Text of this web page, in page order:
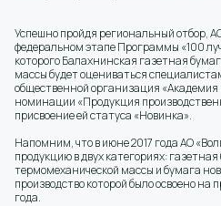
Успешно пройдя региональный отбор,
федеральном этапе Программы «100
которого Балахнинская газетная
массы будет оцениваться
общественной организация
номинации «Продукция
присвоение ей статуса «Новинка».
Напомним, что в июне 2017 года АО
продукцию в двух категориях:
термомеханической массы и бумага
производство которой было освоено на
года.